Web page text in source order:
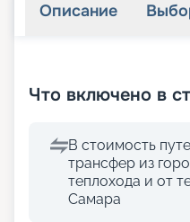
Описание
Что включено в
В стоимость
трансфер из
теплохода и от
Самара